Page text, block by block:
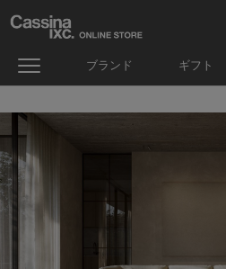
ブランド ギフト